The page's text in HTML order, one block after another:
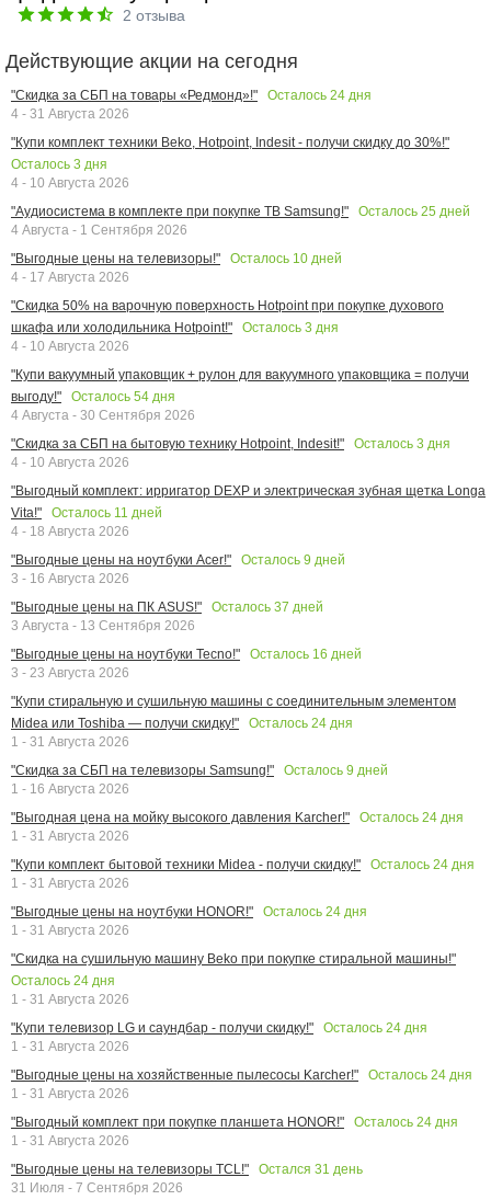
2 отзыва
Действующие акции на сегодня
"Скидка за СБП на товары «Редмонд»!" Осталось 24 дня
4 - 31 Августа 2026
"Купи комплект техники Beko, Hotpoint, Indesit - получи скидку до 30%!"
Осталось 3 дня
4 - 10 Августа 2026
"Аудиосистема в комплекте при покупке ТВ Samsung!"
Осталось 25 дней
4 Августа - 1 Сентября 2026
"Выгодные цены на телевизоры!"
Осталось 10 дней
4 - 17 Августа 2026
"Скидка 50% на варочную поверхность Hotpoint при покупке духового
шкафа или холодильника Hotpoint!"
Осталось 3 дня
4 - 10 Августа 2026
"Купи вакуумный упаковщик + рулон для вакуумного упаковщика = получи
выгоду!"
Осталось 54 дня
4 Августа - 30 Сентября 2026
"Скидка за СБП на бытовую технику Hotpoint, Indesit!"
Осталось 3 дня
4 - 10 Августа 2026
"Выгодный комплект: ирригатор DEXP и электрическая зубная щетка Longa
Vita!"
Осталось 11 дней
4 - 18 Августа 2026
"Выгодные цены на ноутбуки Acer!"
Осталось 9 дней
3 - 16 Августа 2026
"Выгодные цены на ПК ASUS!"
Осталось 37 дней
3 Августа - 13 Сентября 2026
"Выгодные цены на ноутбуки Tecno!"
Осталось 16 дней
3 - 23 Августа 2026
"Купи стиральную и сушильную машины с соединительным элементом
Midea или Toshiba — получи скидку!"
Осталось 24 дня
1 - 31 Августа 2026
"Скидка за СБП на телевизоры Samsung!"
Осталось 9 дней
1 - 16 Августа 2026
"Выгодная цена на мойку высокого давления Karcher!"
Осталось 24 дня
1 - 31 Августа 2026
"Купи комплект бытовой техники Midea - получи скидку!"
Осталось 24 дня
1 - 31 Августа 2026
"Выгодные цены на ноутбуки HONOR!"
Осталось 24 дня
1 - 31 Августа 2026
"Скидка на сушильную машину Beko при покупке стиральной машины!"
Осталось 24 дня
1 - 31 Августа 2026
"Купи телевизор LG и саундбар - получи скидку!"
Осталось 24 дня
1 - 31 Августа 2026
"Выгодные цены на хозяйственные пылесосы Karcher!"
Осталось 24 дня
1 - 31 Августа 2026
"Выгодный комплект при покупке планшета HONOR!"
Осталось 24 дня
1 - 31 Августа 2026
"Выгодные цены на телевизоры TCL!"
Остался 31 день
31 Июля - 7 Сентября 2026